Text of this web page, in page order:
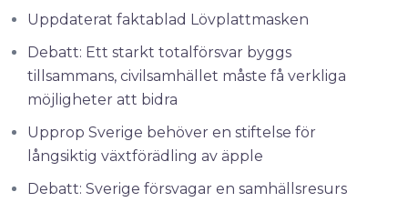
Uppdaterat faktablad Lövplattmasken
Debatt: Ett starkt totalförsvar byggs
tillsammans, civilsamhället måste få verkliga
möjligheter att bidra
Upprop Sverige behöver en stiftelse för
långsiktig växtförädling av äpple
Debatt: Sverige försvagar en samhällsresurs